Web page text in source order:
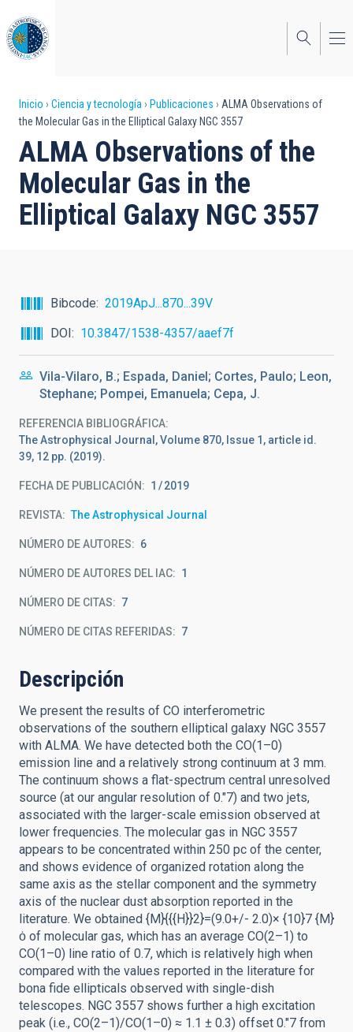
al
contenido
principal
Sobrescribir
enlaces
de
ayuda
a
Inicio Ciencia y tecnología Publicaciones
ALMA Observations of
the Molecular Gas in the Elliptical Galaxy NGC 3557
ALMA Observations of the
Molecular Gas in the
Elliptical Galaxy NGC 3557
Bibcode
2019ApJ...870...39V
DOI
10.3847/1538-4357/aaef7f
Vila-Vilaro, B.; Espada, Daniel; Cortes, Paulo; Leon,
Stephane; Pompei, Emanuela; Cepa, J.
REFERENCIA BIBLIOGRÁFICA
The Astrophysical Journal, Volume 870, Issue 1, article id.
39, 12 pp. (2019).
FECHA DE PUBLICACIÓN: 1 2019
REVISTA The Astrophysical Journal
NÚMERO DE AUTORES 6
NÚMERO DE AUTORES DEL IAC 1
NÚMERO DE CITAS 7
NÚMERO DE CITAS REFERIDAS 7
Descripción
We present the results of CO interferometric
observations of the southern elliptical galaxy NGC 3557
with ALMA. We have detected both the CO(1–0)
emission line and a relatively strong continuum at 3 mm.
The continuum shows a flat-spectrum central unresolved
source (at our angular resolution of 0.″7) and two jets,
associated with the larger-scale emission observed at
lower frequencies. The molecular gas in NGC 3557
appears to be concentrated within 250 pc of the center,
and shows evidence of organized rotation along the
same axis as the stellar component and the symmetry
axis of the nuclear dust absorption reported in the
literature. We obtained {M}{{{H}}2}=(9.0+/- 2.0)× {10}7 {M}
ȯ of molecular gas, which has an average CO(2–1) to
CO(1–0) line ratio of 0.7, which is relatively high when
compared with the values reported in the literature for
bona fide ellipticals observed with single-dish
telescopes. NGC 3557 shows further a high excitation
peak (i.e., CO(2–1)/CO(1–0) ≈ 1.1 ± 0.3) offset 0.″7 from